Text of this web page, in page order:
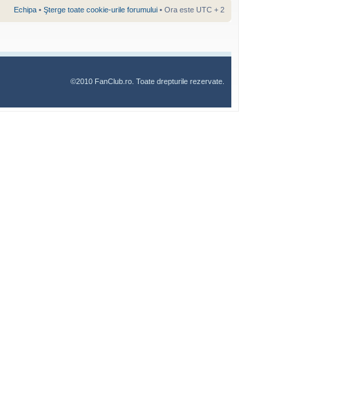
Echipa • Şterge toate cookie-urile forumului • Ora este UTC + 2
©2010 FanClub.ro. Toate drepturile rezervate.